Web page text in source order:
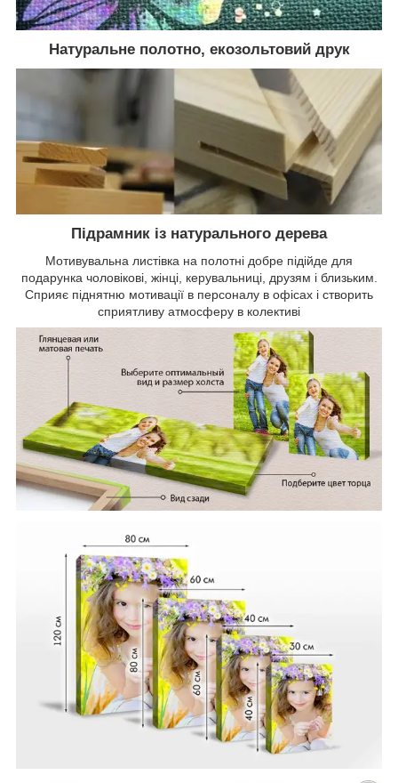
Натуральне полотно, екозольтовий друк
Підрамник із натурального дерева
Мотивувальна листівка на полотні добре підійде для
подарунка чоловікові, жінці, керувальниці, друзям і близьким.
Сприяє піднятню мотивації в персоналу в офісах і створить
сприятливу атмосферу в колективі